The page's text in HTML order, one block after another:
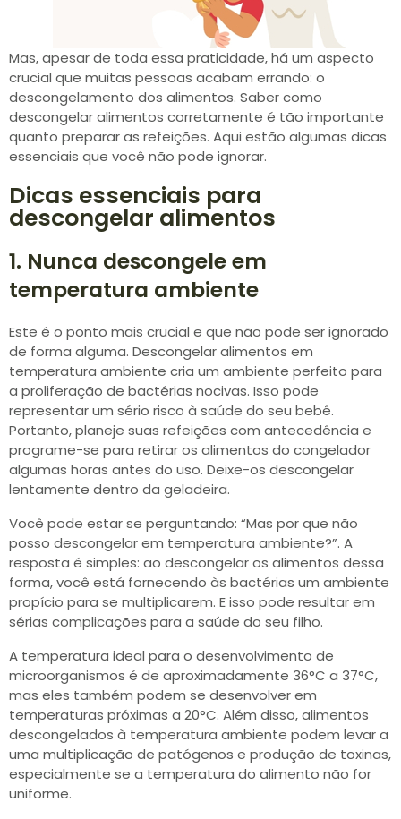
Mas, apesar de toda essa praticidade, há um aspecto
crucial que muitas pessoas acabam errando: o
descongelamento dos alimentos. Saber como
descongelar alimentos corretamente é tão importante
quanto preparar as refeições. Aqui estão algumas dicas
essenciais que você não pode ignorar.
Dicas essenciais para
descongelar alimentos
1. Nunca descongele em
temperatura ambiente
Este é o ponto mais crucial e que não pode ser ignorado
de forma alguma. Descongelar alimentos em
temperatura ambiente cria um ambiente perfeito para
a proliferação de bactérias nocivas. Isso pode
representar um sério risco à saúde do seu bebê.
Portanto, planeje suas refeições com antecedência e
programe-se para retirar os alimentos do congelador
algumas horas antes do uso. Deixe-os descongelar
lentamente dentro da geladeira.
Você pode estar se perguntando: “Mas por que não
posso descongelar em temperatura ambiente?”. A
resposta é simples: ao descongelar os alimentos dessa
forma, você está fornecendo às bactérias um ambiente
propício para se multiplicarem. E isso pode resultar em
sérias complicações para a saúde do seu filho.
A temperatura ideal para o desenvolvimento de
microorganismos é de aproximadamente 36°C a 37°C,
mas eles também podem se desenvolver em
temperaturas próximas a 20°C. Além disso, alimentos
descongelados à temperatura ambiente podem levar a
uma multiplicação de patógenos e produção de toxinas,
especialmente se a temperatura do alimento não for
uniforme.